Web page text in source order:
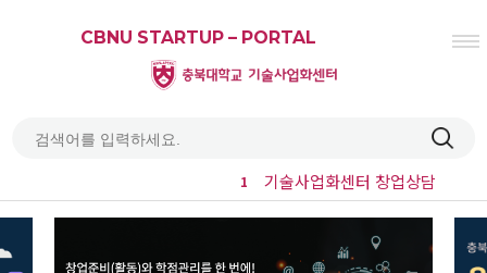
CBNU STARTUP – PORTAL
1 기술사업화센터 창업상담